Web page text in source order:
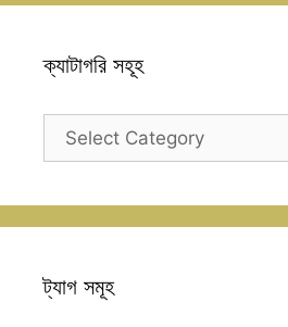
ক্যাটাগরি সহূহ
ক্যাটাগরি
ট্যাগ সমূহ